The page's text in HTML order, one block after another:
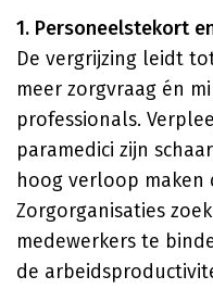
1. Personeelstekort
De vergrijzing leidt
meer zorgvraag én
professionals.
paramedici zijn
hoog verloop maken
Zorgorganisaties
medewerkers te
de